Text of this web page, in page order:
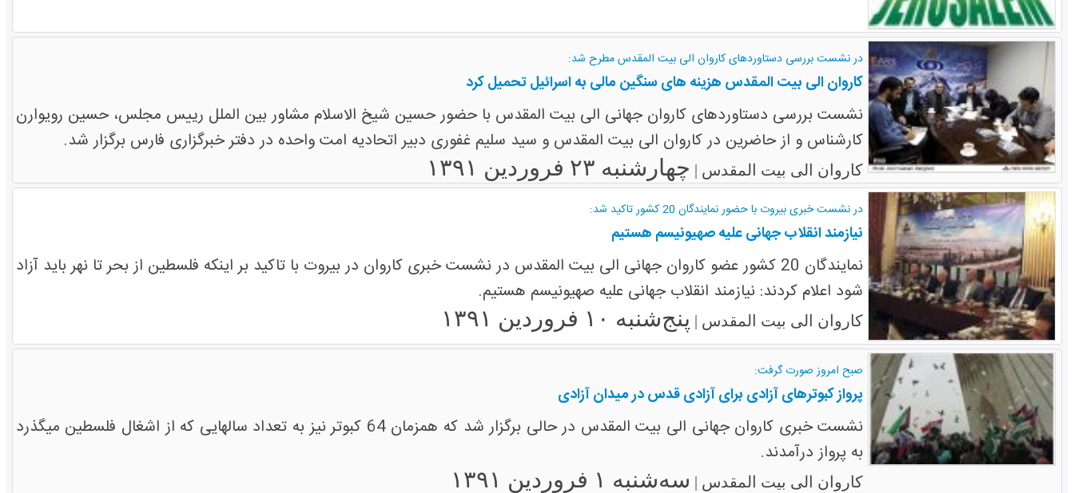
در نشست بررسی دستاوردهای کاروان الی بیت المقدس مطرح شد:
کاروان الی بیت المقدس هزینه های سنگین مالی به اسرائیل تحمیل کرد
نشست بررسی دستاوردهای کاروان جهانی الی بیت المقدس با حضور حسین شیخ الاسلام مشاور بین الملل رییس مجلس، حسین رویوارن
کارشناس و از حاضرین در کاروان الی بیت المقدس و سید سلیم غفوری دبیر اتحادیه امت واحده در دفتر خبرگزاری فارس برگزار شد.
کاروان الی بیت المقدس | چهارشنبه ۲۳ فروردین ۱۳۹۱
در نشست خبری بیروت با حضور نمایندگان 20 کشور تاکید شد:
نیازمند انقلاب جهانی علیه صهیونیسم هستیم
نمایندگان 20 کشور عضو کاروان جهانی الی بیت المقدس در نشست خبری کاروان در بیروت با تاکید بر اینکه فلسطین از بحر تا نهر باید آزاد
شود اعلام کردند: نیازمند انقلاب جهانی علیه صهیونیسم هستیم.
کاروان الی بیت المقدس | پنج‌شنبه ۱۰ فروردین ۱۳۹۱
صبح امروز صورت گرفت:
پرواز کبوترهای آزادی برای آزادی قدس در میدان آزادی
نشست خبری کاروان جهانی الی بیت المقدس در حالی برگزار شد که همزمان 64 کبوتر نیز به تعداد سالهایی که از اشغال فلسطین میگذرد
به پرواز درآمدند.
کاروان الی بیت المقدس | سه‌شنبه ۱ فروردین ۱۳۹۱